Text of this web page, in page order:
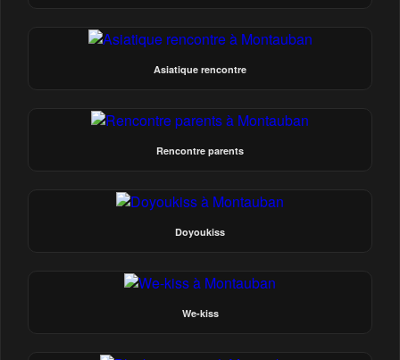
Asiatique rencontre
Rencontre parents
Doyoukiss
We-kiss